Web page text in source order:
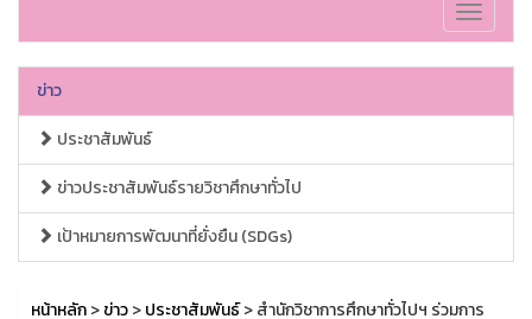
Toggle
ข่าว
ประชาสัมพันธ์
ข่าวประชาสัมพันธ์รายวิชาศึกษาทั่วไป
เป้าหมายการพัฒนาที่ยั่งยืน (SDGs)
หน้าหลัก>ข่าว>ประชาสัมพันธ์> สำนักวิชาการศึกษาทั่วไปฯ ร่วมการ